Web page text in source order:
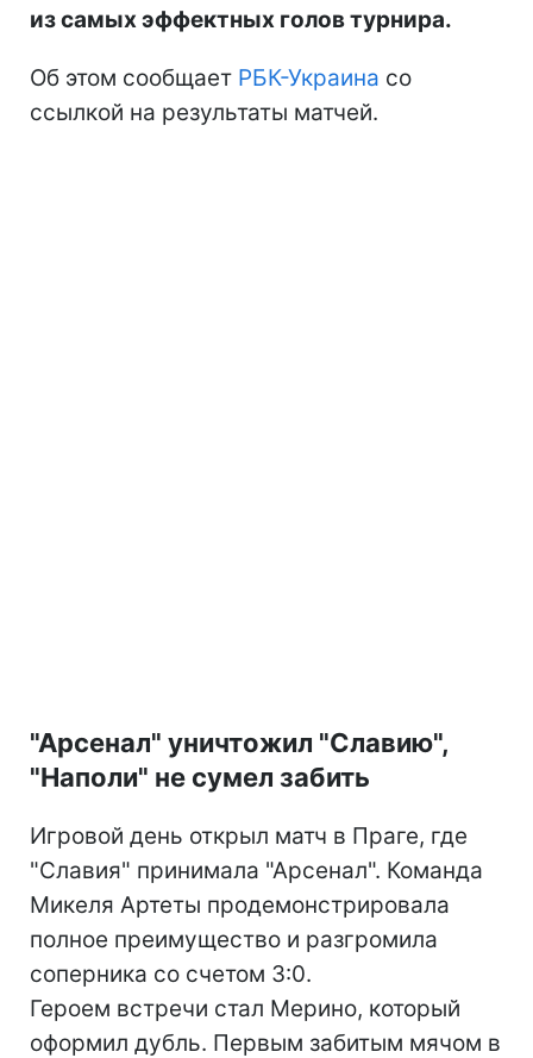
из самых эффектных голов турнира.
Об этом сообщает РБК-Украина со
ссылкой на результаты матчей.
"Арсенал" уничтожил "Славию",
"Наполи" не сумел забить
Игровой день открыл матч в Праге, где
"Славия" принимала "Арсенал". Команда
Микеля Артеты продемонстрировала
полное преимущество и разгромила
соперника со счетом 3:0.
Героем встречи стал Мерино, который
оформил дубль. Первым забитым мячом в